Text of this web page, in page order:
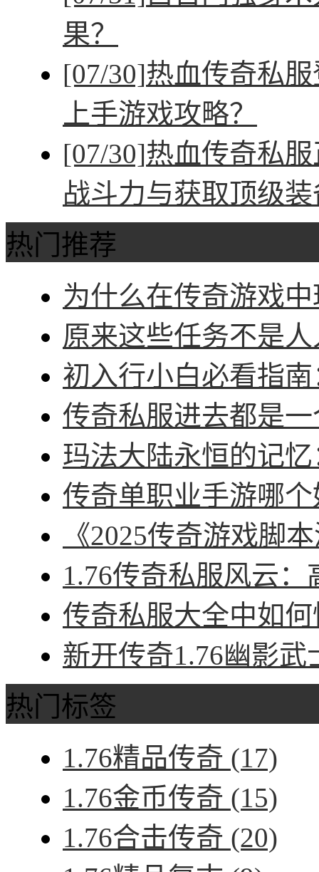
果？
[07/30]热血传奇私
上手游戏攻略？
[07/30]热血传奇私
战斗力与获取顶级
热门推荐
为什么在传奇游戏
原来这些任务不是
初入行小白必看指
传奇私服进去都是
玛法大陆永恒的记
传奇单职业手游哪
《2025传奇游戏脚
1.76传奇私服风云
传奇私服大全中如
新开传奇1.76幽影
热门标签
1.76精品传奇 (17)
1.76金币传奇 (15)
1.76合击传奇 (20)